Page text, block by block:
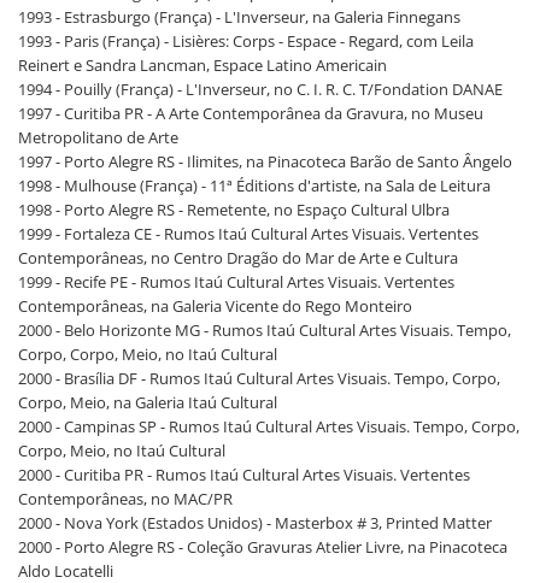
1993 - Estrasburgo (França) - L'Inverseur, na Galeria Finnegans
1993 - Paris (França) - Lisières: Corps - Espace - Regard, com Leila
Reinert e Sandra Lancman, Espace Latino Americain
1994 - Pouilly (França) - L'Inverseur, no C. I. R. C. T/Fondation DANAE
1997 - Curitiba PR - A Arte Contemporânea da Gravura, no Museu
Metropolitano de Arte
1997 - Porto Alegre RS - Ilimites, na Pinacoteca Barão de Santo Ângelo
1998 - Mulhouse (França) - 11ª Éditions d'artiste, na Sala de Leitura
1998 - Porto Alegre RS - Remetente, no Espaço Cultural Ulbra
1999 - Fortaleza CE - Rumos Itaú Cultural Artes Visuais. Vertentes
Contemporâneas, no Centro Dragão do Mar de Arte e Cultura
1999 - Recife PE - Rumos Itaú Cultural Artes Visuais. Vertentes
Contemporâneas, na Galeria Vicente do Rego Monteiro
2000 - Belo Horizonte MG - Rumos Itaú Cultural Artes Visuais. Tempo,
Corpo, Corpo, Meio, no Itaú Cultural
2000 - Brasília DF - Rumos Itaú Cultural Artes Visuais. Tempo, Corpo,
Corpo, Meio, na Galeria Itaú Cultural
2000 - Campinas SP - Rumos Itaú Cultural Artes Visuais. Tempo, Corpo,
Corpo, Meio, no Itaú Cultural
2000 - Curitiba PR - Rumos Itaú Cultural Artes Visuais. Vertentes
Contemporâneas, no MAC/PR
2000 - Nova York (Estados Unidos) - Masterbox # 3, Printed Matter
2000 - Porto Alegre RS - Coleção Gravuras Atelier Livre, na Pinacoteca
Aldo Locatelli